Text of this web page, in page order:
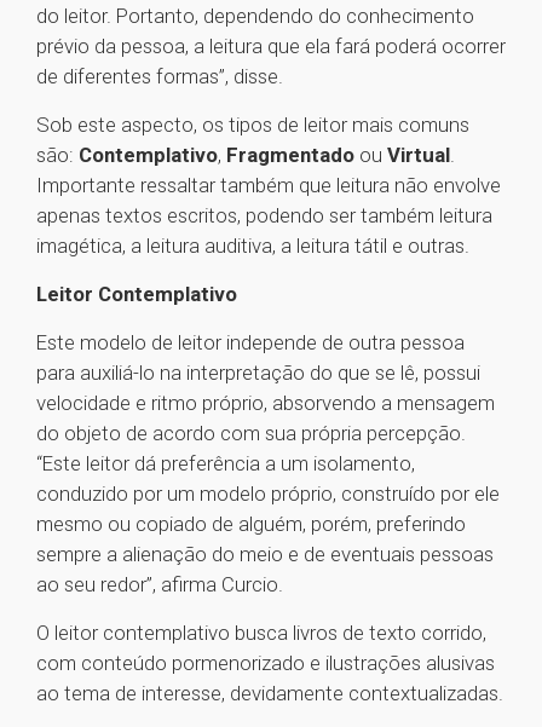
do leitor. Portanto, dependendo do conhecimento
prévio da pessoa, a leitura que ela fará poderá ocorrer
de diferentes formas”, disse.
Sob este aspecto, os tipos de leitor mais comuns
são: Contemplativo, Fragmentado ou Virtual.
Importante ressaltar também que leitura não envolve
apenas textos escritos, podendo ser também leitura
imagética, a leitura auditiva, a leitura tátil e outras.
Leitor Contemplativo
Este modelo de leitor independe de outra pessoa
para auxiliá-lo na interpretação do que se lê, possui
velocidade e ritmo próprio, absorvendo a mensagem
do objeto de acordo com sua própria percepção.
“Este leitor dá preferência a um isolamento,
conduzido por um modelo próprio, construído por ele
mesmo ou copiado de alguém, porém, preferindo
sempre a alienação do meio e de eventuais pessoas
ao seu redor”, afirma Curcio.
O leitor contemplativo busca livros de texto corrido,
com conteúdo pormenorizado e ilustrações alusivas
ao tema de interesse, devidamente contextualizadas.